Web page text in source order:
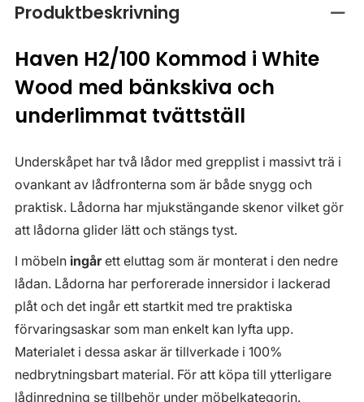
Produktbeskrivning
Haven H2/100 Kommod i White
Wood med bänkskiva och
underlimmat tvättställ
Underskåpet har två lådor med grepplist i massivt trä i
ovankant av lådfronterna som är både snygg och
praktisk. Lådorna har mjukstängande skenor vilket gör
att lådorna glider lätt och stängs tyst.
I möbeln ingårett eluttag som är monterat i den nedre
lådan. Lådorna har perforerade innersidor i lackerad
plåt och det ingår ett startkit med tre praktiska
förvaringsaskar som man enkelt kan lyfta upp.
Materialet i dessa askar är tillverkade i 100%
nedbrytningsbart material. För att köpa till ytterligare
lådinredning se tillbehör under möbelkategorin.